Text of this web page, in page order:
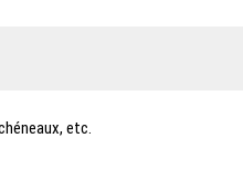
etc.